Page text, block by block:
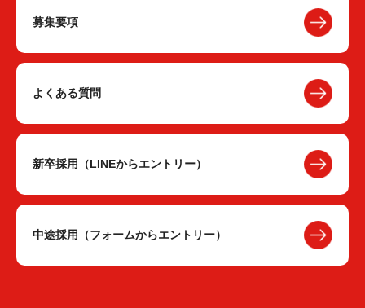
募集要項
よくある質問
新卒採用（LINEからエントリー）
中途採用（フォームからエントリー）